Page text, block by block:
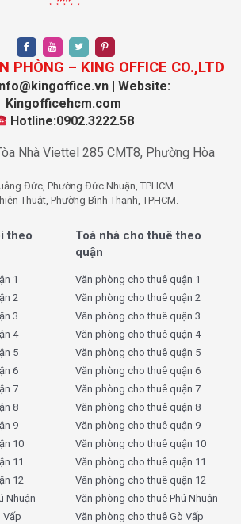
PHÒNG – KING OFFICE CO.,LTD
| Website:
Kingofficehcm.com
Hotline:0902.3222.58
Nhà Viettel 285 CMT8, Phường Hòa
Đức, Phường Đức Nhuận, TPHCM.
Thuật, Phường Bình Thạnh, TPHCM.
theo
1
2
3
4
5
6
7
8
9
10
11
12
Nhuận
Vấp
Toà nhà cho thuê theo
quận
Văn phòng cho thuê quận 1
Văn phòng cho thuê quận 2
Văn phòng cho thuê quận 3
Văn phòng cho thuê quận 4
Văn phòng cho thuê quận 5
Văn phòng cho thuê quận 6
Văn phòng cho thuê quận 7
Văn phòng cho thuê quận 8
Văn phòng cho thuê quận 9
Văn phòng cho thuê quận 10
Văn phòng cho thuê quận 11
Văn phòng cho thuê quận 12
Văn phòng cho thuê Phú Nhuận
Văn phòng cho thuê Gò Vấp